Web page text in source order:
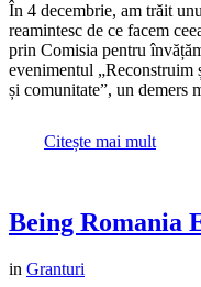
În 4 decembrie, am trăit
reamintesc de ce facem
prin Comisia pentru
evenimentul „Reconstruim
și comunitate”, un demers
Citește mai mult
Being Romania
in Granturi